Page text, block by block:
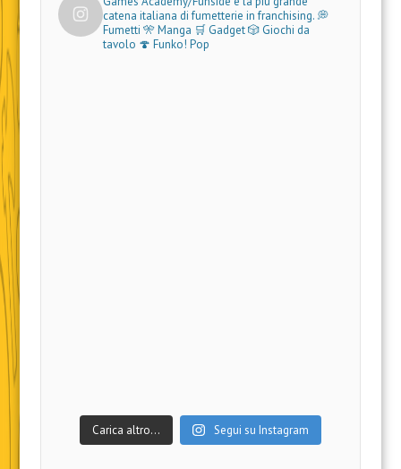
catena italiana di fumetterie in franchising.💭
Fumetti 🎌 Manga 🛒 Gadget🎲 Giochi da
tavolo 🍄 Funko! Pop
Carica altro… Segui su Instagram